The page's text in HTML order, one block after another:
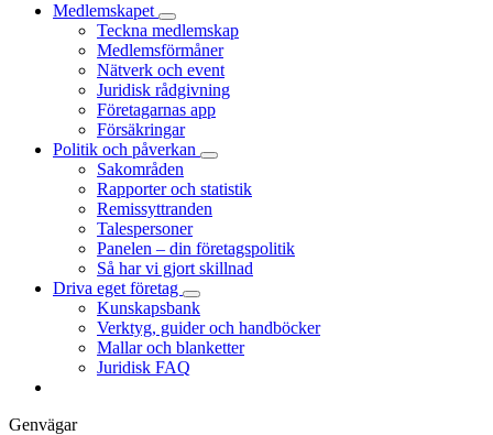
Medlemskapet
Teckna medlemskap
Medlemsförmåner
Nätverk och event
Juridisk rådgivning
Företagarnas app
Försäkringar
Politik och påverkan
Sakområden
Rapporter och statistik
Remissyttranden
Talespersoner
Panelen – din företagspolitik
Så har vi gjort skillnad
Driva eget företag
Kunskapsbank
Verktyg, guider och handböcker
Mallar och blanketter
Juridisk FAQ
Genvägar